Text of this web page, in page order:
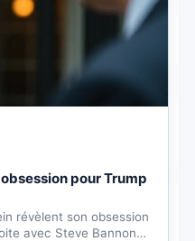
pour Trump
révèlent son obsession
avec Steve Bannon